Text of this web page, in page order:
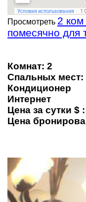
Просмотреть 2
помесячно для
Комнат: 2
Спальных мест:
Кондиционер
Интернет
Цена за сутки $
Цена